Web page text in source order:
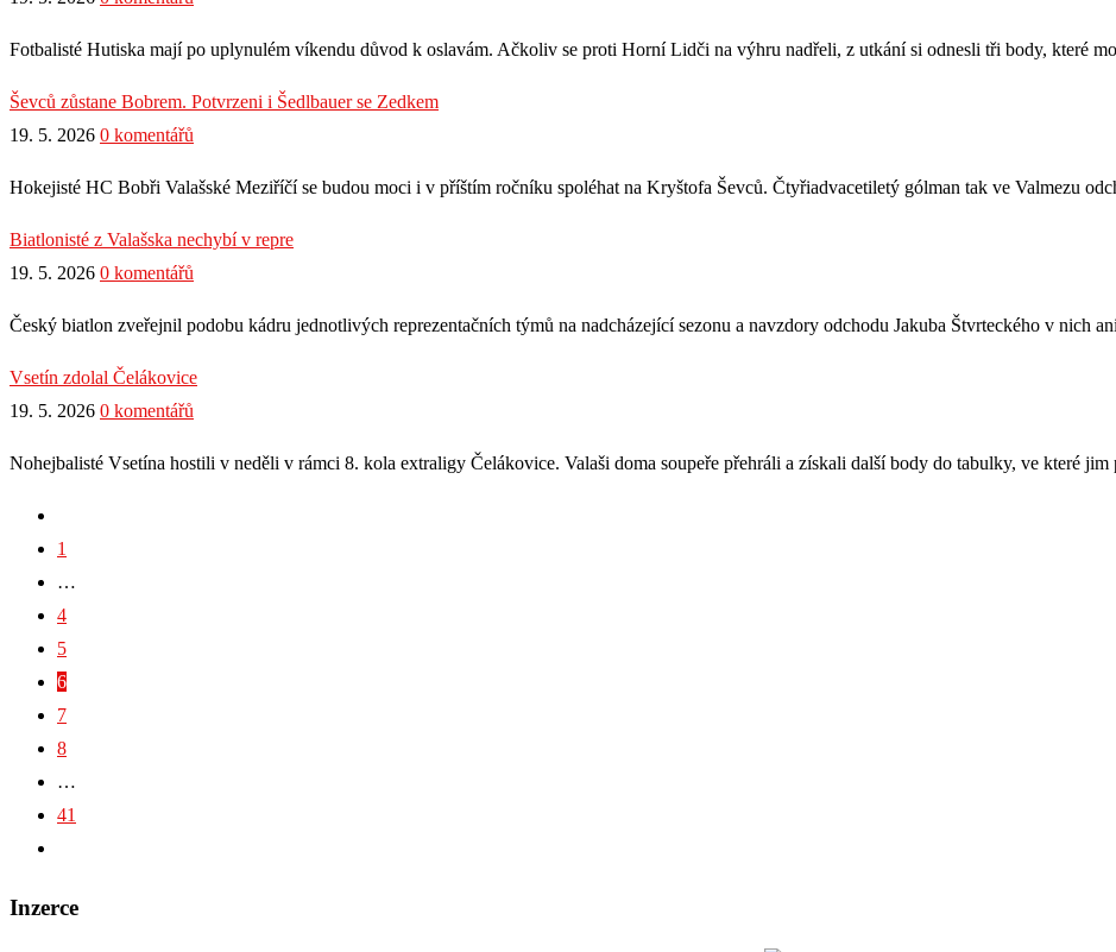
Fotbalisté Hutiska mají po uplynulém víkendu důvod k oslavám. Ačkoliv se proti Horní Lidči na výhru nadřeli, z utkání si odnesli tři body, které
Ševců zůstane Bobrem. Potvrzeni i Šedlbauer se Zedkem
19. 5. 2026 0 komentářů
Hokejisté HC Bobři Valašské Meziříčí se budou moci i v příštím ročníku spoléhat na Kryštofa Ševců. Čtyřiadvacetiletý gólman tak ve Valmezu
Biatlonisté z Valašska nechybí v repre
19. 5. 2026 0 komentářů
Český biatlon zveřejnil podobu kádru jednotlivých reprezentačních týmů na nadcházející sezonu a navzdory odchodu Jakuba Štvrteckého v nich
Vsetín zdolal Čelákovice
19. 5. 2026 0 komentářů
Nohejbalisté Vsetína hostili v neděli v rámci 8. kola extraligy Čelákovice. Valaši doma soupeře přehráli a získali další body do tabulky, ve které
1
…
4
5
6
7
8
…
41
Inzerce